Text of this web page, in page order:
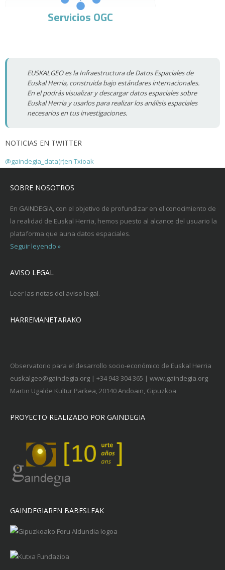
Servicios OGC
EUSKALGEO es la Infraestructura de Datos Espaciales de
Euskal Herria, construida bajo estándares internacionales.
En el podrás visualizar y descargar datos espaciales sobre
Euskal Herria y usarlos para realizar los análisis espaciales
necesarios en tus investigaciones.
NOTICIAS EN TWITTER
@gaindegia_data(r)en Txioak
SOBRE NOSOTROS
En GAINDEGIA, con el objetivo de profundizar en el conocimiento de
la realidad de Euskal Herria, hemos puesto al alcance del usuario la
plataforma que auna datos espaciales.
Seguir leyendo »
AVISO LEGAL
Leer las notas del aviso legal.
HARREMANETARAKO
Observatorio para el desarrollo socio-económico de Euskal Herria
euskalgeo@gaindegia.org | +34 943 304 365 | www.gaindegia.org
Martin Ugalde Kultur Parkea, 20140 Andoain, Gipuzkoa
PROYECTO REALIZADO POR GAINDEGIA
GAINDEGIAREN BABESLEAK